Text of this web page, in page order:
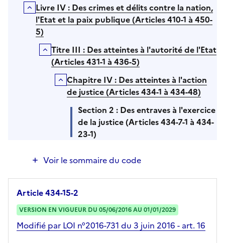
Voir le sommaire du code
Livre IV : Des crimes et délits contre la nation,
l'Etat et la paix publique (Articles 410-1 à 450-
5)
Déplier/Replier
Titre III : Des atteintes à l'autorité de l'Etat
(Articles 431-1 à 436-5)
Déplier/Replier
Chapitre IV : Des atteintes à l'action
de justice (Articles 434-1 à 434-48)
Déplier/Replier
Section 2 : Des entraves à l'exercice
de la justice (Articles 434-7-1 à 434-
23-1)
Article 434-15-2
VERSION EN VIGUEUR DU 05/06/2016 AU 01/01/2029
Modifié par LOI n°2016-731 du 3 juin 2016 - art. 16